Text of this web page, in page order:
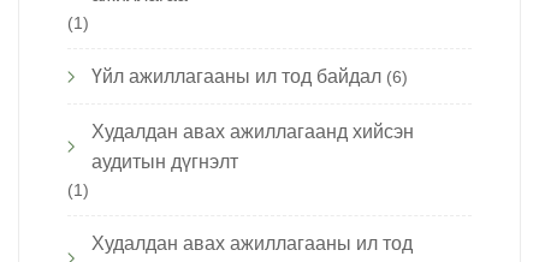
(1)
Үйл ажиллагааны ил тод байдал (6)
Худалдан авах ажиллагаанд хийсэн
аудитын дүгнэлт
(1)
Худалдан авах ажиллагааны ил тод